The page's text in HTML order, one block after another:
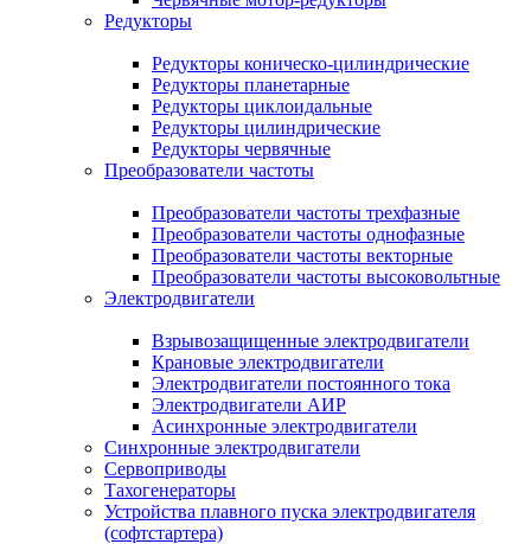
Редукторы
Редукторы коническо-цилиндрические
Редукторы планетарные
Редукторы циклоидальные
Редукторы цилиндрические
Редукторы червячные
Преобразователи частоты
Преобразователи частоты трехфазные
Преобразователи частоты однофазные
Преобразователи частоты векторные
Преобразователи частоты высоковольтные
Электродвигатели
Взрывозащищенные электродвигатели
Крановые электродвигатели
Электродвигатели постоянного тока
Электродвигатели АИР
Асинхронные электродвигатели
Синхронные электродвигатели
Сервоприводы
Тахогенераторы
Устройства плавного пуска электродвигателя
(софтстартера)